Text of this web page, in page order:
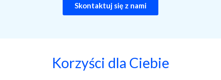
Skontaktuj się z nami
Korzyści dla Ciebie